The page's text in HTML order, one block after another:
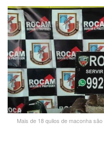
Mais de 18 quilos de maconha